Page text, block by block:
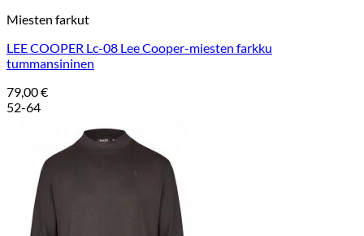
Miesten farkut
LEE COOPER Lc-08 Lee Cooper-miesten farkku
tummansininen
79,00€
52-64